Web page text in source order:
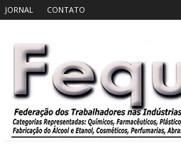
JORNAL CONTATO